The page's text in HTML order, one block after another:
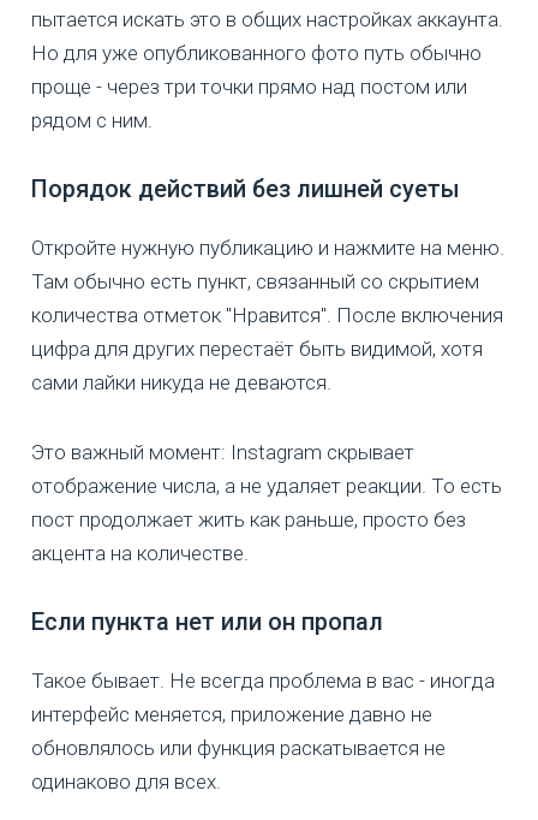
пытается искать это в общих настройках аккаунта.
Но для уже опубликованного фото путь обычно
проще - через три точки прямо над постом или
рядом с ним.
Порядок действий без лишней суеты
Откройте нужную публикацию и нажмите на меню.
Там обычно есть пункт, связанный со скрытием
количества отметок "Нравится". После включения
цифра для других перестаёт быть видимой, хотя
сами лайки никуда не деваются.
Это важный момент: Instagram скрывает
отображение числа, а не удаляет реакции. То есть
пост продолжает жить как раньше, просто без
акцента на количестве.
Если пункта нет или он пропал
Такое бывает. Не всегда проблема в вас - иногда
интерфейс меняется, приложение давно не
обновлялось или функция раскатывается не
одинаково для всех.